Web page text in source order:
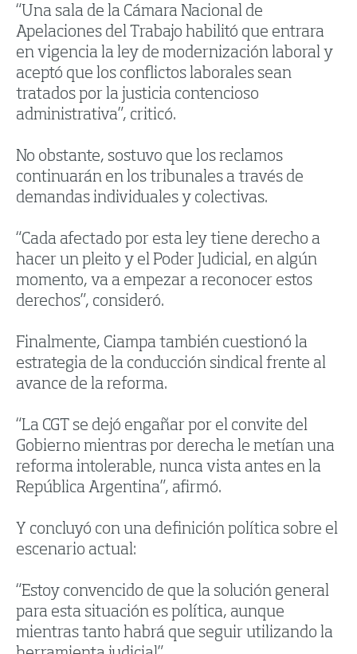
“Una sala de la Cámara Nacional de
Apelaciones del Trabajo habilitó que entrara
en vigencia la ley de modernización laboral y
aceptó que los conflictos laborales sean
tratados por la justicia contencioso
administrativa”, criticó.
No obstante, sostuvo que los reclamos
continuarán en los tribunales a través de
demandas individuales y colectivas.
“Cada afectado por esta ley tiene derecho a
hacer un pleito y el Poder Judicial, en algún
momento, va a empezar a reconocer estos
derechos”, consideró.
Finalmente, Ciampa también cuestionó la
estrategia de la conducción sindical frente al
avance de la reforma.
“La CGT se dejó engañar por el convite del
Gobierno mientras por derecha le metían una
reforma intolerable, nunca vista antes en la
República Argentina”, afirmó.
Y concluyó con una definición política sobre el
escenario actual:
“Estoy convencido de que la solución general
para esta situación es política, aunque
mientras tanto habrá que seguir utilizando la